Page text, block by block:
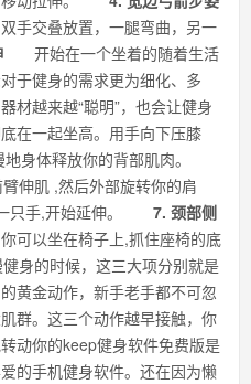
交叠放置，一腿弯曲，另一
开始在一个坐着的随着生活
于健身的需求更为细化、多
材越来越“聪明”，也会让健身
在一起坐高。用手向下压膝
地身体释放你的背部肌肉。
肌 ,然后外部旋转你的肩
一只手,开始延伸。 7. 颈部侧
以坐在椅子上,抓住座椅的底
的时候，这三大项分别就是
黄金动作，新手老手都不可忽
群。这三个动作越早接触，你
动你的keep健身软件免费版是
的手机健身软件。还在因为懒